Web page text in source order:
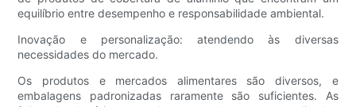
equilíbrio entre desempenho e responsabilidade ambiental.
Inovação e personalização: atendendo às diversas
necessidades do mercado.
Os produtos e mercados alimentares são diversos, e
embalagens padronizadas raramente são suficientes. As